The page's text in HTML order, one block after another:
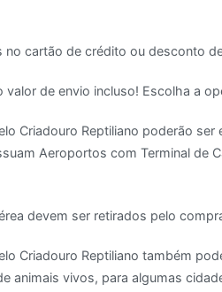
no cartão de crédito ou desconto
de envio incluso! Escolha a
Criadouro Reptiliano poderão
Aeroportos com Terminal
devem ser retirados pelo
Criadouro Reptiliano também
animais vivos, para algumas